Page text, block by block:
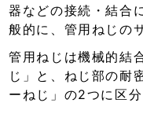
器などの接続・結合
般的に、管用ねじの
管用ねじは機械的結
じ」と、ねじ部の耐
ーねじ」の2つに区分